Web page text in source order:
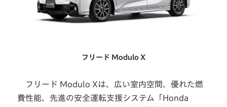
フリード Modulo X
フリード Modulo Xは、広い室内空間、優れた燃
費性能、先進の安全運転支援システム「Honda